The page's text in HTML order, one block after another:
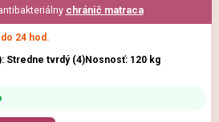
chránič matraca
24 hod.
Stredne tvrdý (4)Nosnosť: 120 kg